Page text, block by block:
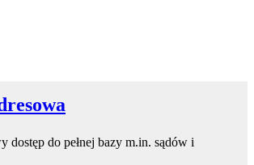
dostęp do pełnej bazy m.in. sądów i